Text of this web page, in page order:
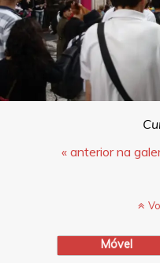
« anterior na
Móvel